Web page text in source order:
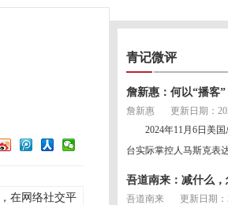
在网络社交平
青记微评
詹新惠：何以“播客”
詹新惠
更新日期：
2024年11月6日美国
台实际掌控人马斯克表
吾道南来：减什么，
吾道南来
更新日期：